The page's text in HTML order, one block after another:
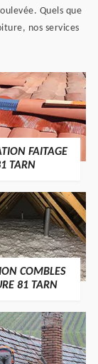
Quels que
nos services
FAITAGE
TARN
COMBLES
81 TARN